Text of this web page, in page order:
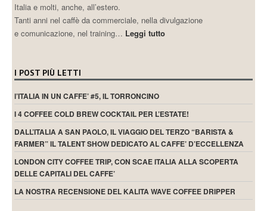
Italia e molti, anche, all’estero.
Tanti anni nel caffè da commerciale, nella divulgazione
e comunicazione, nel training… Leggi tutto
I POST PIÙ LETTI
l’ITALIA IN UN CAFFE’ #5, IL TORRONCINO
I 4 COFFEE COLD BREW COCKTAIL PER L’ESTATE!
DALL’ITALIA A SAN PAOLO, IL VIAGGIO DEL TERZO “BARISTA &
FARMER” IL TALENT SHOW DEDICATO AL CAFFE’ D’ECCELLENZA
LONDON CITY COFFEE TRIP, CON SCAE ITALIA ALLA SCOPERTA
DELLE CAPITALI DEL CAFFE’
LA NOSTRA RECENSIONE DEL KALITA WAVE COFFEE DRIPPER